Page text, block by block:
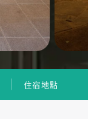
住宿地點